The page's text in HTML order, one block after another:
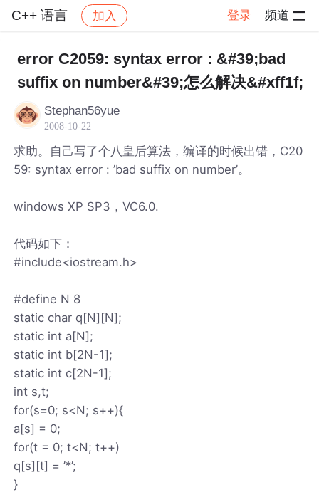
C++ 语言 加入 登录 频道
C++ 语言
error C2059: syntax error : &#39;bad
suffix on number&#39;怎么解决&#xff1f;
Stephan56yue
2008-10-22
求助。自己写了个八皇后算法，编译的时候出错，C20
59: syntax error : ’bad suffix on number’。
windows XP SP3，VC6.0.
代码如下：
#include<iostream.h>
#define N 8
static char q[N][N];
static int a[N];
static int b[2N-1];
static int c[2N-1];
int s,t;
for(s=0; s<N; s++){
a[s] = 0;
for(t = 0; t<N; t++)
q[s][t] = ’*’;
}